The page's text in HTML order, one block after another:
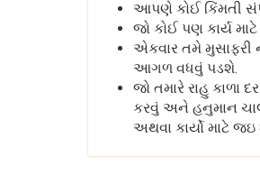
આપણે કોઈ કિંમતી
જો કોઈ પણ કાર્ય
એકવાર તમે મુસાફરી
આગળ વધવું પડશે.
જો તમારે રાહુ કાળા
કરવું અને હનુમાન
અથવા કાર્યો માટે જઇ